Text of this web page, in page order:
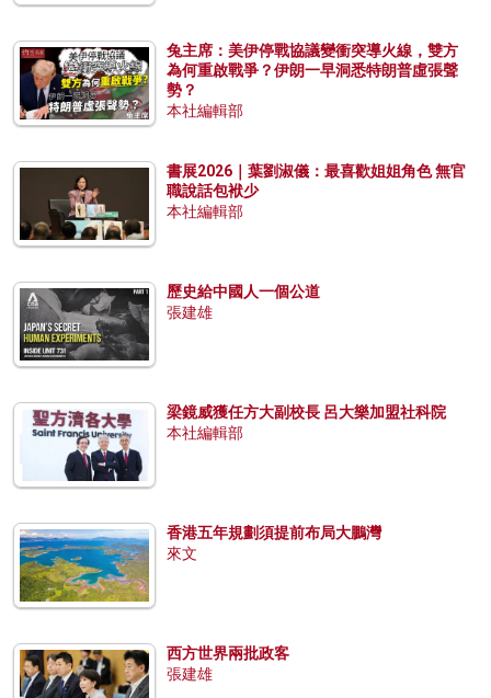
兔主席：美伊停戰協議變衝突導火線，雙方
為何重啟戰爭？伊朗一早洞悉特朗普虛張聲
勢？
本社編輯部
書展2026｜葉劉淑儀：最喜歡姐姐角色 無官
職說話包袱少
本社編輯部
歷史給中國人一個公道
張建雄
梁鏡威獲任方大副校長 呂大樂加盟社科院
本社編輯部
香港五年規劃須提前布局大鵬灣
來文
西方世界兩批政客
張建雄